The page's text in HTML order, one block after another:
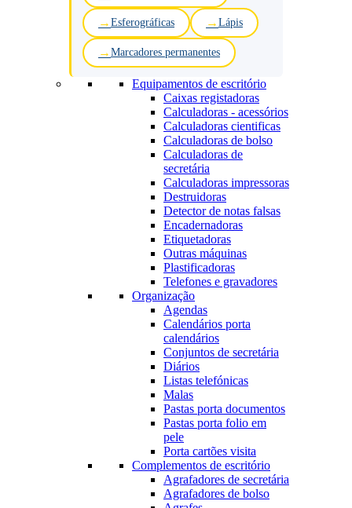
Esferográficas Lápis
Marcadores permanentes
Equipamentos de escritório
Caixas registadoras
Calculadoras - acessórios
Calculadoras cientificas
Calculadoras de bolso
Calculadoras de
secretária
Calculadoras impressoras
Destruidoras
Detector de notas falsas
Encadernadoras
Etiquetadoras
Outras máquinas
Plastificadoras
Telefones e gravadores
Organização
Agendas
Calendários porta
calendários
Conjuntos de secretária
Diários
Listas telefónicas
Malas
Pastas porta documentos
Pastas porta folio em
pele
Porta cartões visita
Complementos de escritório
Agrafadores de secretária
Agrafadores de bolso